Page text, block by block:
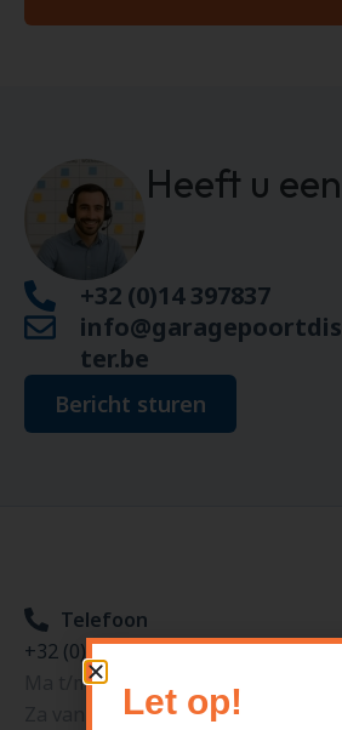
Heeft u
+32 (0)14 397837
ter.be
Bericht sturen
Telefoon
+32 (0)14 397837
Ma t/m vr van 9:00 tot 19:00
Za van 9:00 tot 15:00
Let op!